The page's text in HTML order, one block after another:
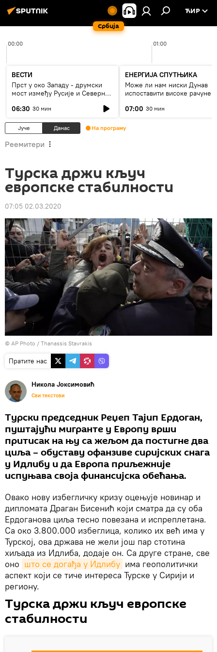
Србија
ЋИР
00:00 01:00
ВЕСТИ
Прст у око Западу - друмски
мост између Русије и Северне
06:30 30 мин
ЕНЕРГИЈА СПУТЊИКА
Може ли нам ниски Дунав
испоставити високе рачуне
07:00 30 мин
Јуче Данас На програму
Реемитери
Турска држи кључ
европске стабилности
07:05 02.03.2020
© AP Photo / Thanassis Stavrakis
Пратите нас
Никола Јоксимовић
Сви текстови
Турски председник Реџеп Тајип Ердоган,
пуштајући мигранте у Европу врши
притисак на њу са жељом да постигне два
циља – обуставу офанзиве сиријских снага
у Идлибу и да Европа приљежније
испуњава своја финансијска обећања.
Овако нову избегличку кризу оцењује новинар и
дипломата Драган Бисенић који сматра да су оба
Ердоганова циља тесно повезана и испреплетана.
Са око 3.800.000 избеглица, колико их већ има у
Турској, ова држава не жели још пар стотина
хиљада из Идлиба, додаје он. Са друге стране, све
оно што се догађа у Идлибу има геополитички
аспект који се тиче интереса Турске у Сирији и
региону.
Турска држи кључ европске
стабилности